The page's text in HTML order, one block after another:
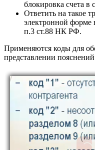
блокировка счета
Ответить на такое
электронной форме
п.3 ст.88 НК РФ.
Применяются коды для
представлении